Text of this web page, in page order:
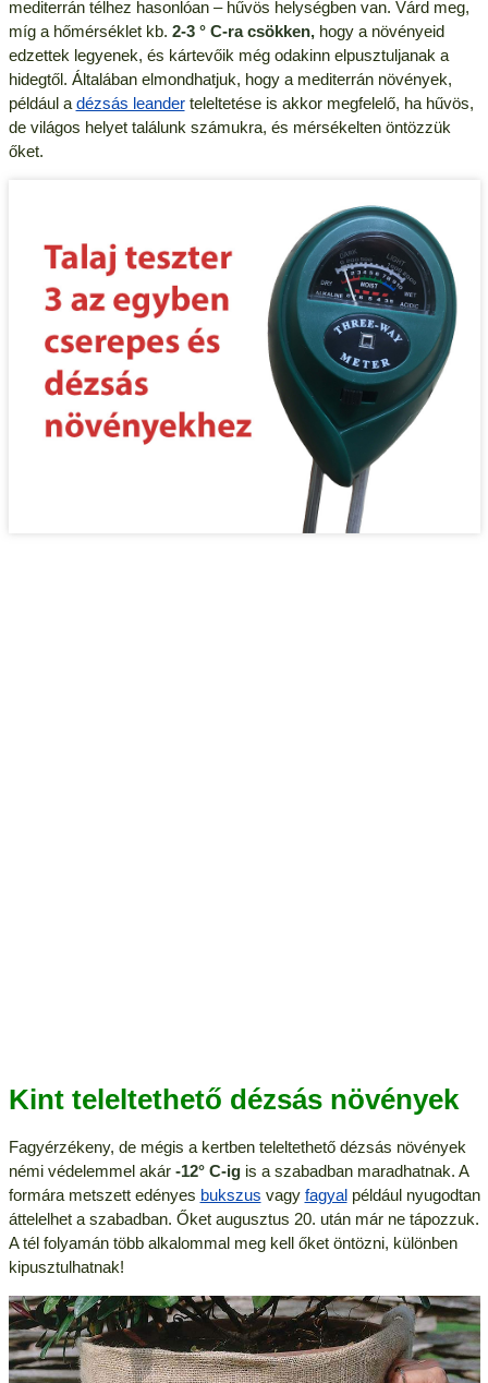
mediterrán télhez hasonlóan – hűvös helységben van. Várd meg,
míg a hőmérséklet kb. 2-3 ° C-ra csökken,hogy a növényeid
edzettek legyenek, és kártevőik még odakinn elpusztuljanak a
hidegtől. Általában elmondhatjuk, hogy a mediterrán növények,
például a dézsás leanderteleltetése is akkor megfelelő, ha hűvös,
de világos helyet találunk számukra, és mérsékelten öntözzük
őket.
Kint teleltethető dézsás növények
Fagyérzékeny, de mégis a kertben teleltethető dézsás növények
némi védelemmel akár -12° C-igis a szabadban maradhatnak. A
formára metszett edényes bukszus vagy fagyalpéldául nyugodtan
áttelelhet a szabadban. Őket augusztus 20. után már ne tápozzuk.
A tél folyamán több alkalommal meg kell őket öntözni, különben
kipusztulhatnak!